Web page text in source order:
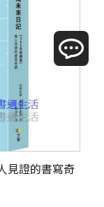
見證的書寫奇